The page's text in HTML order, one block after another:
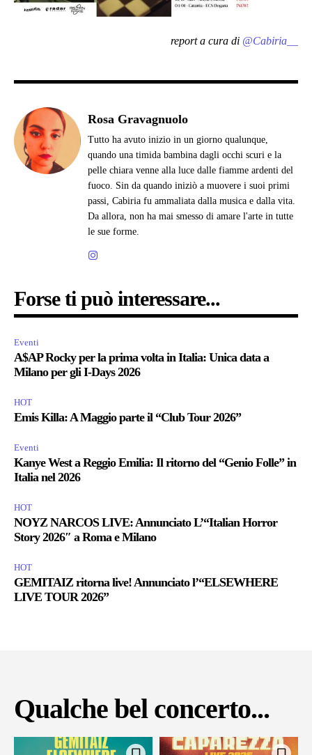
report a cura di @Cabiria__
Rosa Gravagnuolo
Tutto ha avuto inizio in un giorno qualunque,
quando una timida bambina dagli occhi scuri e la
pelle chiara venne alla luce dalle fiamme ardenti del
fuoco. Sin da quando iniziò a muovere i suoi primi
passi, Cabiria fu ammaliata dalla musica e dalla vita.
Da allora, non ha mai smesso di amare l'arte in tutte
le sue forme.
Forse ti può interessare...
Eventi
A$AP Rocky per la prima volta in Italia: Unica data a
Milano per gli I-Days 2026
HOT
Emis Killa: A Maggio parte il “Club Tour 2026”
Eventi
Kanye West a Reggio Emilia: Il ritorno del “Genio Folle” in
Italia nel 2026
HOT
NOYZ NARCOS LIVE: Annunciato L’“Italian Horror
Story 2026″ a Roma e Milano
HOT
GEMITAIZ ritorna live! Annunciato l’“ELSEWHERE
LIVE TOUR 2026”
Qualche bel concerto...